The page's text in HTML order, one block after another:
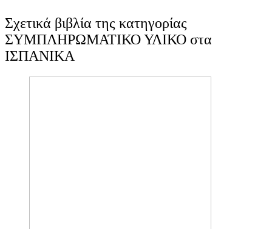
Σχετικά βιβλία της κατηγορίας
ΣΥΜΠΛΗΡΩΜΑΤΙΚΟ ΥΛΙΚΟ στα
ΙΣΠΑΝΙΚΑ